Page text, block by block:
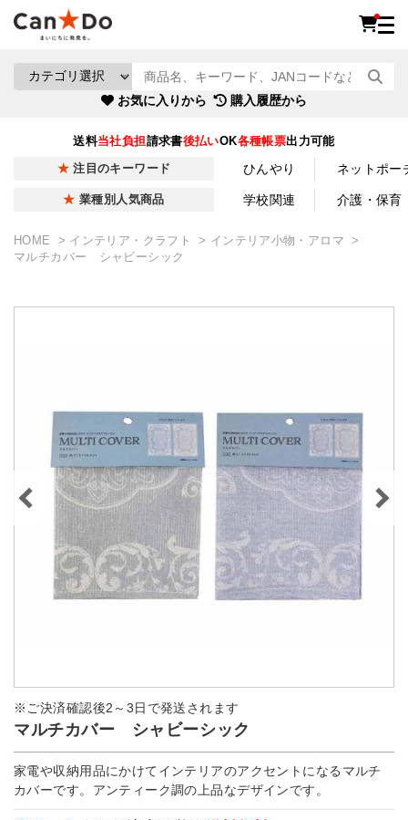
お気に入りから 購入履歴から
送料当社負担請求書後払いOK各種帳票出力可能
注目のキーワード ひんやり ネットポー
業種別人気商品 学校関連 介護・保育
HOME インテリア・クラフト
インテリア小物・アロマ
マルチカバー シャビーシック
※ご決済確認後2～3日で発送されます
マルチカバー シャビーシック
家電や収納用品にかけてインテリアのアクセントになるマルチ
カバーです。アンティーク調の上品なデザインです。